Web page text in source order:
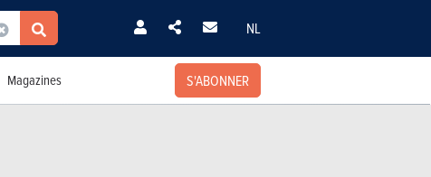
NL
Magazines S'ABONNER